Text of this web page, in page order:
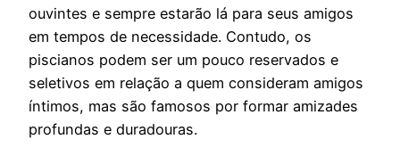
ouvintes e sempre estarão lá para seus amigos
em tempos de necessidade. Contudo, os
piscianos podem ser um pouco reservados e
seletivos em relação a quem consideram amigos
íntimos, mas são famosos por formar amizades
profundas e duradouras.